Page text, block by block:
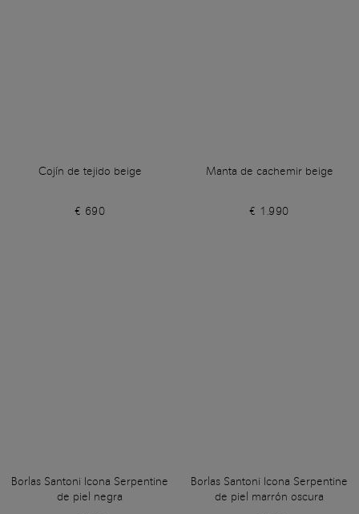
Cojín de tejido beige
€ 690
Manta de cachemir beige
€ 1.990
Borlas Santoni Icona Serpentine
de piel negra
Borlas Santoni Icona Serpentine
de piel marrón oscura